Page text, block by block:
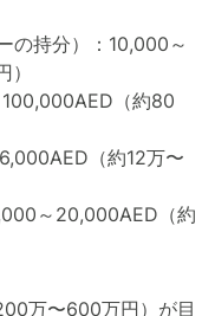
の持分）：10,000～
（約80
（約12万〜
～20,000AED（約
万〜600万円）が目